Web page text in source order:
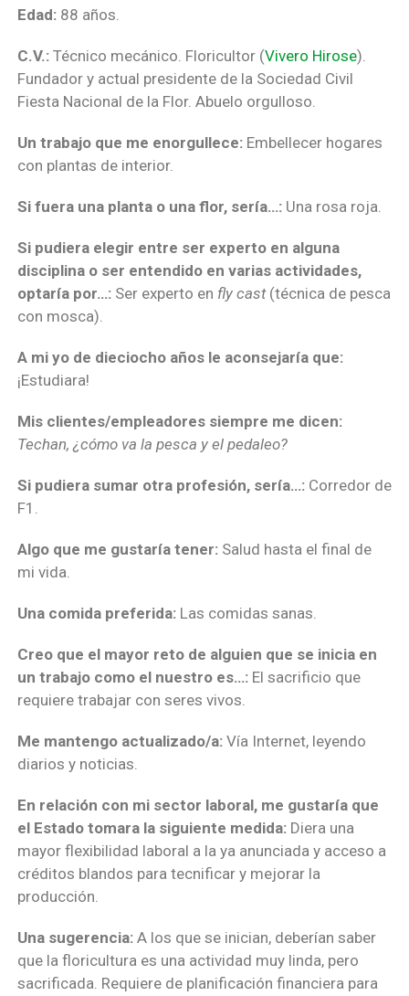
Edad:88 años.
C.V.:Técnico mecánico. Floricultor (Vivero Hirose).
Fundador y actual presidente de la Sociedad Civil
Fiesta Nacional de la Flor. Abuelo orgulloso.
Un trabajo que me enorgullece:Embellecer hogares
con plantas de interior.
Si fuera una planta o una flor, sería…:Una rosa roja.
Si pudiera elegir entre ser experto en alguna
disciplina o ser entendido en varias actividades,
optaría por…:Ser experto en fly cast(técnica de pesca
con mosca).
A mi yo de dieciocho años le aconsejaría que:
¡Estudiara!
Mis clientes/empleadores siempre me dicen:
Techan, ¿cómo va la pesca y el pedaleo?
Si pudiera sumar otra profesión, sería…:Corredor de
F1.
Algo que me gustaría tener:Salud hasta el final de
mi vida.
Una comida preferida:Las comidas sanas.
Creo que el mayor reto de alguien que se inicia en
un trabajo como el nuestro es…:El sacrificio que
requiere trabajar con seres vivos.
Me mantengo actualizado/a:Vía Internet, leyendo
diarios y noticias.
En relación con mi sector laboral, me gustaría que
el Estado tomara la siguiente medida:Diera una
mayor flexibilidad laboral a la ya anunciada y acceso a
créditos blandos para tecnificar y mejorar la
producción.
Una sugerencia:A los que se inician, deberían saber
que la floricultura es una actividad muy linda, pero
sacrificada. Requiere de planificación financiera para